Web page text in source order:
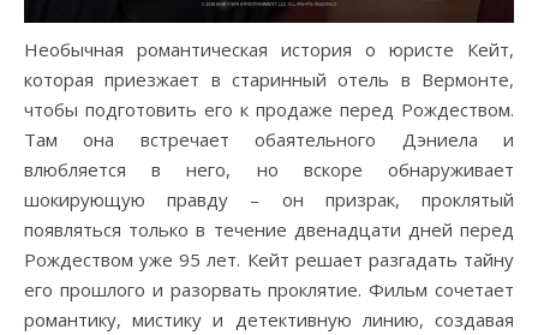
Необычная романтическая история о юристе Кейт,
которая приезжает в старинный отель в Вермонте,
чтобы подготовить его к продаже перед Рождеством.
Там она встречает обаятельного Дэниела и
влюбляется в него, но вскоре обнаруживает
шокирующую правду – он призрак, проклятый
появляться только в течение двенадцати дней перед
Рождеством уже 95 лет. Кейт решает разгадать тайну
его прошлого и разорвать проклятие. Фильм сочетает
романтику, мистику и детективную линию, создавая